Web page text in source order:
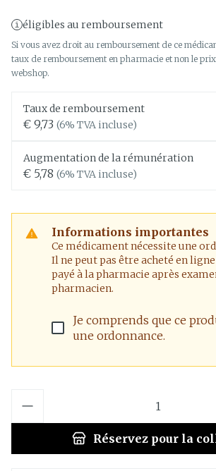
éligibles au remboursement
Si vous avez droit au remboursement de ce
taux de remboursement en pharmacie et non le
webshop.
Taux de remboursement
€ 9,73 (6% TVA incluse)
Augmentation de la rémunération
€ 5,78 (6% TVA incluse)
Informations importantes
Ce médicament nécessite une
Il ne peut pas être acheté en
payé à la pharmacie après
pharmacien.
Je comprends que ce
une ordonnance.
Réservez pour la